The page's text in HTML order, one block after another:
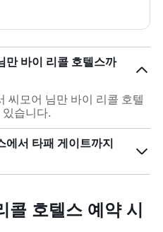
만 바이 리콜 호텔스까
씨모어 님만 바이 리콜 호텔
있습니다.
에서 타패 게이트까지
콜 호텔스 예약 시